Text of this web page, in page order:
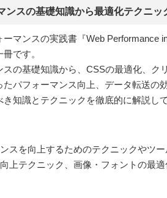
ンスの基礎知識から最適化テクニッ
ーマンスの実践書『Web Performance
です。
スの基礎知識から、CSSの最適化、
たパフォーマンス向上、データ転送の
知識とテクニックを徹底的に解説して
スを向上するためのテクニックやツ
上テクニック、画像・フォントの最